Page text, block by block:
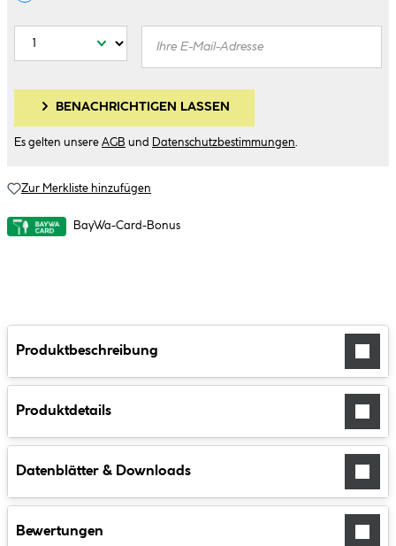
BENACHRICHTIGEN LASSEN
Es gelten unsere AGB und Datenschutzbestimmungen
Zur Merkliste hinzufügen
BayWa-Card-Bonus
Produktbeschreibung
Produktdetails
Datenblätter & Downloads
Bewertungen